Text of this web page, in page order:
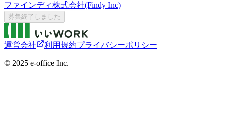
ファインディ株式会社(Findy Inc)
募集終了しました
運営会社 利用規約プライバシーポリシー
©︎ 2025 e-office Inc.